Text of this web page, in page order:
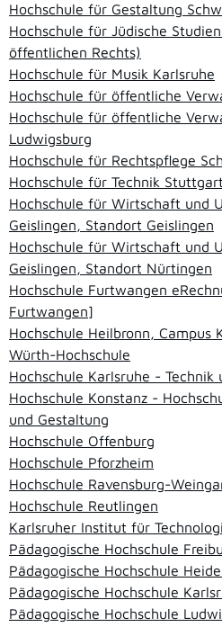
Hochschule für Gestaltung
Hochschule für Jüdische
öffentlichen Rechts)
Hochschule für Musik Karlsruhe
Hochschule für öffentliche
Hochschule für öffentliche
Ludwigsburg
Hochschule für Rechtspflege
Hochschule für Technik Stuttgart
Hochschule für Wirtschaft und
Geislingen, Standort Geislingen
Hochschule für Wirtschaft und
Geislingen, Standort Nürtingen
Hochschule Furtwangen
Furtwangen]
Hochschule Heilbronn, Campus
Würth-Hochschule
Hochschule Karlsruhe -
Hochschule Konstanz -
und Gestaltung
Hochschule Offenburg
Hochschule Pforzheim
Hochschule Ravensburg-
Hochschule Reutlingen
Karlsruher Institut für
Pädagogische Hochschule
Pädagogische Hochschule
Pädagogische Hochschule
Pädagogische Hochschule